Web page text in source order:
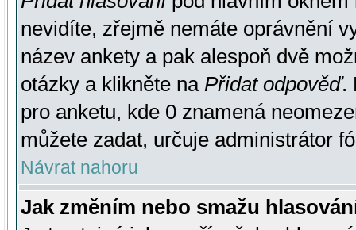
nevidíte, zřejmě nemáte oprávnění
název ankety a pak alespoň dvě
otázky a klikněte na Přidat odpověď.
pro anketu, kde 0 znamená
můžete zadat, určuje administrátor
Návrat nahoru
Jak změním nebo smažu